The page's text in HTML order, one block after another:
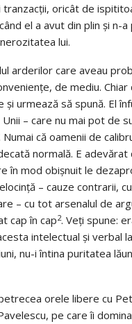
oricât de
el a avut din plin și n-
lui.
arderilor care aveau
de mediu.
urmează să spună. El
– care nu mai pot de
că oamenii de
normală. E
în mod obișnuit le
– cauze contrarii,
– cu tot arsenalul de
cap în cap2. Veți spune:
intelectual și verbal
nu-i întina puritatea
orele libere cu
pe care îi